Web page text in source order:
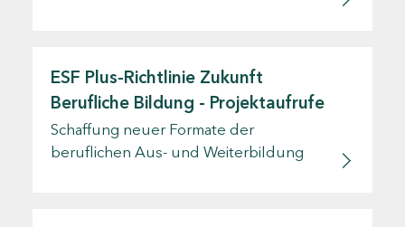
ESF Plus-Richtlinie Zukunft
Berufliche Bildung - Projektaufrufe
Schaffung neuer Formate der
beruflichen Aus- und Weiterbildung